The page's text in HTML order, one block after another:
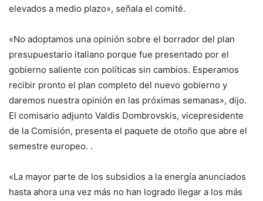
elevados a medio plazo», señala el comité.
«No adoptamos una opinión sobre el borrador del plan
presupuestario italiano porque fue presentado por el
gobierno saliente con políticas sin cambios. Esperamos
recibir pronto el plan completo del nuevo gobierno y
daremos nuestra opinión en las próximas semanas», dijo.
El comisario adjunto Valdis Dombrovskis, vicepresidente
de la Comisión, presenta el paquete de otoño que abre el
semestre europeo. .
«La mayor parte de los subsidios a la energía anunciados
hasta ahora una vez más no han logrado llegar a los más